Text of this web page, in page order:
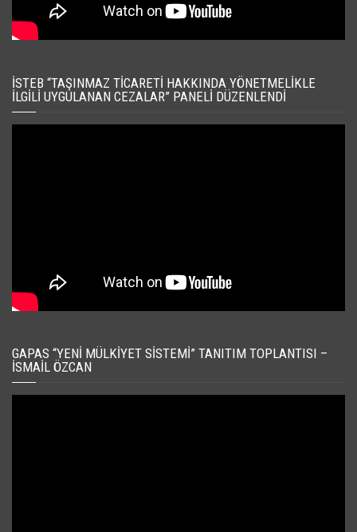
İSTEB “TAŞINMAZ TICARETI HAKKINDA YÖNETMELIKLE
İLGILI UYGULANAN CEZALAR” PANELI DÜZENLENDI
GAPAS “YENI MÜLKIYET SISTEMI” TANITIM TOPLANTISI –
İSMAIL ÖZCAN